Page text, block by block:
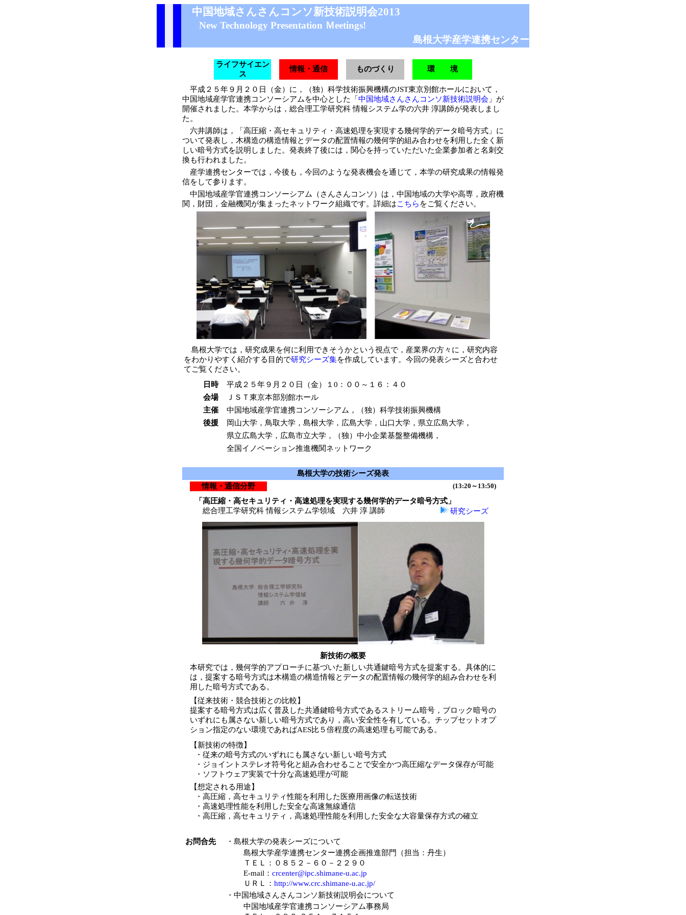
中国地域さんさんコンソ新技術説明会2013
New Technology Presentation Ｍeetings!
島根大学産学連携センター
ライフサイエン
ス
情報・通信 ものづくり 環 境
平成２５年９月２０日（金）に，（独）科学技術振興機構のJST東京別館ホールにおいて，
中国地域産学官連携コンソーシアムを中心とした「 中国地域さんさんコンソ新技術説明会 」が
開催されました。本学からは，総合理工学研究科 情報システム学の六井 淳講師が発表しまし
た。
六井講師は，「高圧縮・高セキュリティ・高速処理を実現する幾何学的データ暗号方式」に
ついて発表し，木構造の構造情報とデータの配置情報の幾何学的組み合わせを利用した全く新
しい暗号方式を説明しました。発表終了後には，関心を持っていただいた企業参加者と名刺交
換も行われました。
産学連携センターでは，今後も，今回のような発表機会を通じて，本学の研究成果の情報発
信をして参ります。
中国地域産学官連携コンソーシアム（さんさんコンソ）は，中国地域の大学や高専，政府機
関，財団，金融機関が集まったネットワーク組織です。詳細はこちら をご覧ください。
島根大学では，研究成果を何に利用できそうかという視点で，産業界の方々に，研究内容
をわかりやすく紹介する目的で研究シーズ集を作成しています。今回の発表シーズと合わせ
てご覧ください。
日時
平成２５年９月２０日（金）１0：００～１６：４０
会場
ＪＳＴ東京本部別館ホール
主催
中国地域産学官連携コンソーシアム，（独）科学技術振興機構
後援
岡山大学，鳥取大学，島根大学，広島大学，山口大学，県立広島大学，
県立広島大学，広島市立大学，（独）中小企業基盤整備機構，
全国イノベーション推進機関ネットワーク
島根大学の技術シーズ発表
情報・通信分野
(13:20～13:50)
「高圧縮・高セキュリティ・高速処理を実現する幾何学的データ暗号方式」
総合理工学研究科 情報システム学領域 六井 淳 講師
研究シーズ
新技術の概要
本研究では，幾何学的アプローチに基づいた新しい共通鍵暗号方式を提案する。具体的に
は，提案する暗号方式は木構造の構造情報とデータの配置情報の幾何学的組み合わせを利
用した暗号方式である。
【従来技術・競合技術との比較】
提案する暗号方式は広く普及した共通鍵暗号方式であるストリーム暗号，ブロック暗号の
いずれにも属さない新しい暗号方式であり，高い安全性を有している。チップセットオプ
ション指定のない環境であればAES比５倍程度の高速処理も可能である。
【新技術の特徴】
・ 従来の暗号方式のいずれにも属さない新しい暗号方式
・ ジョイントステレオ符号化と組み合わせることで安全かつ高圧縮なデータ保存が可能
・ ソフトウェア実装で十分な高速処理が可能
【想定される用途】
・ 高圧縮，高セキュリティ性能を利用した医療用画像の転送技術
・ 高速処理性能を利用した安全な高速無線通信
・ 高圧縮，高セキュリティ，高速処理性能を利用した安全な大容量保存方式の確立
お問合先
・島根大学の発表シーズについて
島根大学産学連携センター連携企画推進部門（担当：丹生）
ＴＥＬ：０８５２－６０－２２９０
E-mail： crcenter@ipc.shimane-u.ac.jp
ＵＲＬ： http://www.crc.shimane-u.ac.jp/
・中国地域さんさんコンソ新技術説明会について
中国地域産学官連携コンソーシアム事務局